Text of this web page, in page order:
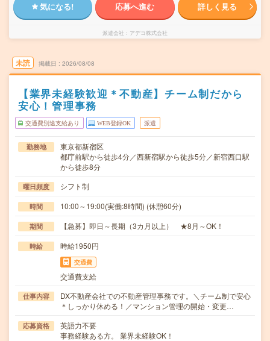
気になる! 応募へ進む 詳しく見る
派遣会社 アデコ株式会社
未読 掲載日 2026/08/08
【業界未経験歓迎＊不動産】チーム制だから
安心！管理事務
交通費別途支給あり WEB登録OK 派遣
勤務地
東京都新宿区
都庁前駅から徒歩4分／西新宿駅から徒歩5分／新宿西口駅
から徒歩8分
曜日頻度 シフト制
時間 10:00～19:00(実働:8時間) (休憩60分)
期間 【急募】即日～長期（3カ月以上） ★8月～OK！
時給 時給1950円
交通費
交通費支給
仕事内容
DX不動産会社での不動産管理事務です。＼チーム制で安心
＊しっかり休める！／マンション管理の開始・変更…
応募資格
英語力不要
事務経験ある方。 業界未経験OK！